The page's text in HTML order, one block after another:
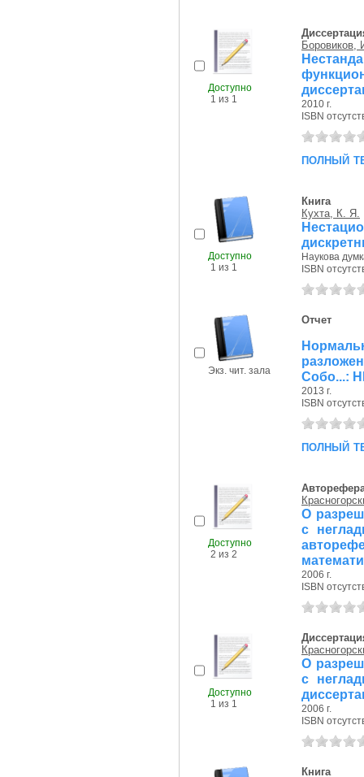
Доступно
1 из 1
Боровиков,
2010 г.
ISBN
полный
Доступно
1 из 1
Книга
Кухта, К. Я.
Наукова
ISBN
Экз. чит. зала
Отчет
Собо...:
2013 г.
ISBN
полный
Доступно
2 из 2
О
с
2006 г.
ISBN
Доступно
1 из 1
О
с
2006 г.
ISBN
Книга